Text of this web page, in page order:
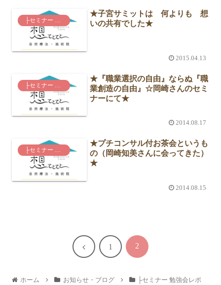
├セミナー 勉強会レポ
★子宮サミットは 何よりも 想
いの共有でした★
2015.04.13
★『職業選択の自由』ならぬ『職
業創造の自由』☆岡崎さんのセミ
ナーにて★
2014.08.17
├セミナー 勉強会レポ
★プチコンサル付お茶会というも
の（岡崎知美さんに会ってきた）
★
2014.08.15
前 1 2
ホーム お知らせ・ブログ ├セミナー 勉強会レポ